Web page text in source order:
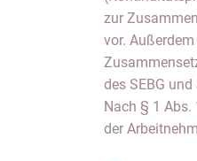
zur
vor.
des SEBG
Nach § 1 Abs.
der
willkürlichen
unbegründete
hätten die